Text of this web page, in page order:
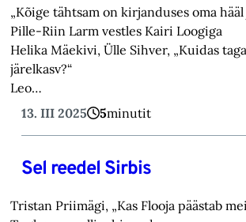
„Kõige tähtsam on kirjanduses oma
Pille-Riin Larm vestles Kairi Loogiga
Helika Mäekivi, Ülle Sihver, „Kuidas
järelkasv?“
Leo…
13. III 2025
5minutit
Sel reedel Sirbis
Tristan Priimägi, „Kas Flooja päästab